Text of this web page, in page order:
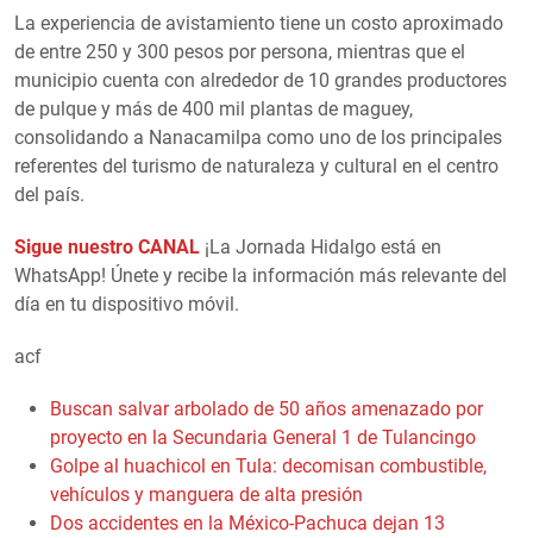
La experiencia de avistamiento tiene un costo aproximado
de entre 250 y 300 pesos por persona, mientras que el
municipio cuenta con alrededor de 10 grandes productores
de pulque y más de 400 mil plantas de maguey,
consolidando a Nanacamilpa como uno de los principales
referentes del turismo de naturaleza y cultural en el centro
del país.
Sigue nuestro CANAL ¡La Jornada Hidalgo está en
WhatsApp! Únete y recibe la información más relevante del
día en tu dispositivo móvil.
acf
Buscan salvar arbolado de 50 años amenazado por
proyecto en la Secundaria General 1 de Tulancingo
Golpe al huachicol en Tula: decomisan combustible,
vehículos y manguera de alta presión
Dos accidentes en la México-Pachuca dejan 13